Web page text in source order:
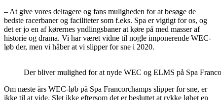
– At give vores deltagere og fans muligheden for at besøge de
bedste racerbaner og faciliteter som f.eks. Spa er vigtigt for os, og
det er jo en af kørernes yndlingsbaner at køre på med masser af
historie og drama. Vi har været vidne til nogle imponerende WEC-
løb der, men vi håber at vi slipper for sne i 2020.
Der bliver mulighed for at nyde WEC og ELMS på Spa
Om næste års WEC-løb på Spa Francorchamps slipper for sne, er
ikke til at vide. Slet ikke eftersom det er besluttet at rykke løbet en